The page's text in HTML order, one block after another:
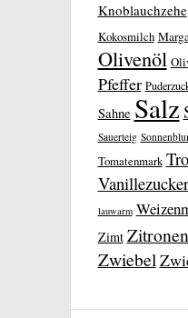
Knoblauchzehe
Kokosmilch
Olivenöl
Pfeffer
Sahne Salz
Sauerteig
Tomatenmark
Vanillezucker
lauwarm
Zimt
Zwiebel